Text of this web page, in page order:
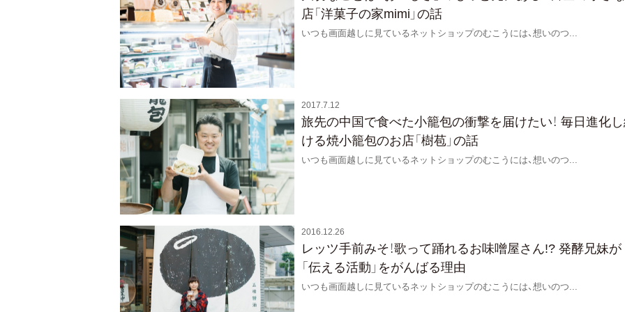
店「洋菓子の家mimi」の話
いつも画面越しに見ているネットショップのむこうには、想いのつ...
2017.7.12
旅先の中国で食べた小籠包の衝撃を届けたい！ 毎日進化
ける焼小籠包のお店「樹苞」の話
いつも画面越しに見ているネットショップのむこうには、想いのつ...
2016.12.26
レッツ手前みそ！歌って踊れるお味噌屋さん!? 発酵兄妹が
「伝える活動」をがんばる理由
いつも画面越しに見ているネットショップのむこうには、想いのつ...